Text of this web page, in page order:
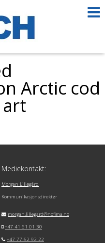
Arctic cod
Mediekontakt:
Morgan Lillegård
Kommunikasjonsdirektør
morgan.lillegard@nofima.no
+47 41 61 01 30
+47 77 62 92 22